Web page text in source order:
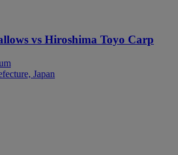
vs Hiroshima Toyo Carp
Japan